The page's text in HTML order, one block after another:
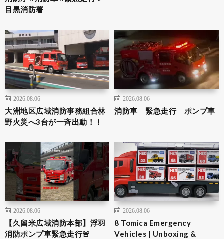
目黒消防署
2026.08.06
大洲地区広域消防事務組合林
野火災へ3台が一斉出動！！
2026.08.06
消防車 緊急走行 ポンプ車
2026.08.06
【久留米広域消防本部】浮羽
消防ポンプ車緊急走行🚨
2026.08.06
8 Tomica Emergency
Vehicles | Unboxing &